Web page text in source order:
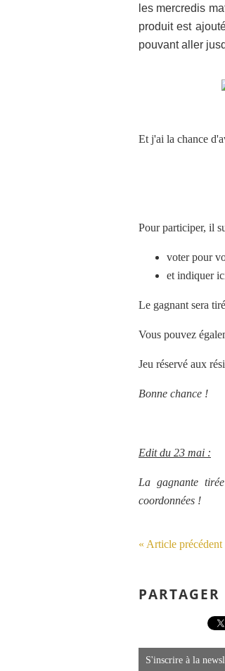
les mercredis
produit est
pouvant aller
Et j'ai la chance
Pour participer, il
voter pour
et indiquer
Le gagnant sera
Vous pouvez
Jeu réservé aux
Bonne chance !
Edit du 23 mai :
La gagnante
coordonnées !
« Article précédent
S'inscrire à la